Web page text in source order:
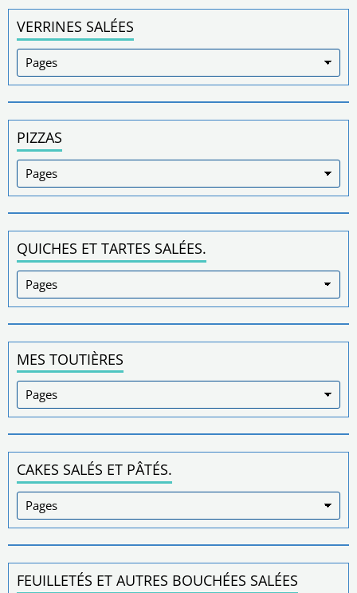
VERRINES SALÉES
PIZZAS
QUICHES ET TARTES SALÉES.
MES TOUTIÈRES
CAKES SALÉS ET PÂTÉS.
FEUILLETÉS ET AUTRES BOUCHÉES SALÉES